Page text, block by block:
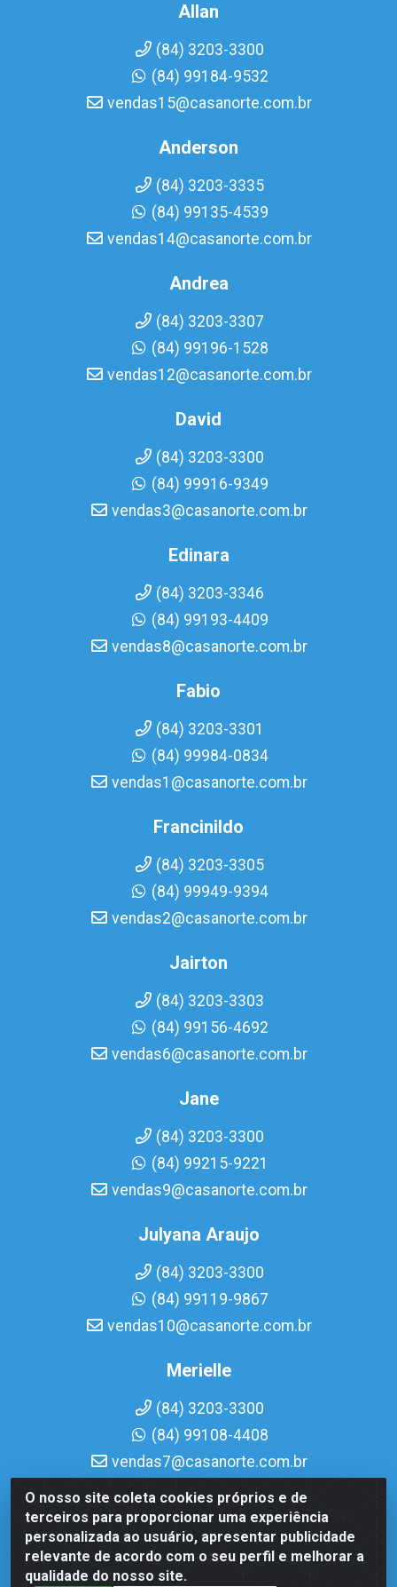
O nosso site coleta cookies próprios e de
terceiros para proporcionar uma experiência
personalizada ao usuário, apresentar publicidade
relevante de acordo com o seu perfil e melhorar a
qualidade do nosso site.
Allan
(84) 3203-3300
(84) 99184-9532
vendas15@casanorte.com.br
Anderson
(84) 3203-3335
(84) 99135-4539
vendas14@casanorte.com.br
Andrea
(84) 3203-3307
(84) 99196-1528
vendas12@casanorte.com.br
David
(84) 3203-3300
(84) 99916-9349
vendas3@casanorte.com.br
Edinara
(84) 3203-3346
(84) 99193-4409
vendas8@casanorte.com.br
Fabio
(84) 3203-3301
(84) 99984-0834
vendas1@casanorte.com.br
Francinildo
(84) 3203-3305
(84) 99949-9394
vendas2@casanorte.com.br
Jairton
(84) 3203-3303
(84) 99156-4692
vendas6@casanorte.com.br
Jane
(84) 3203-3300
(84) 99215-9221
vendas9@casanorte.com.br
Julyana Araujo
(84) 3203-3300
(84) 99119-9867
vendas10@casanorte.com.br
Merielle
(84) 3203-3300
(84) 99108-4408
vendas7@casanorte.com.br
Casa Norte LTDA - Av. Interventor Mário Câmara, 1815 -
Dix-Sept Rosado, Natal/RN - CEP 59054-600 - CNPJ
08.713.513/0001-51